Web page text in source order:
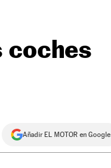
coches
Añadir EL MOTOR en Google